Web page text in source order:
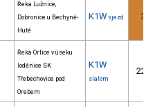
Řeka Lužnice,
Dobronice u Bechyně-
Hutě
K1W sjezd 3.
Řeka Orlice v úseku
loděnice SK
Třebechovice pod
Orebem
K1W
slalom
22.